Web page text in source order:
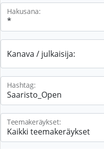
Hakusana:
Kanava / julkaisija:
Hashtag:
Teemakeräykset: